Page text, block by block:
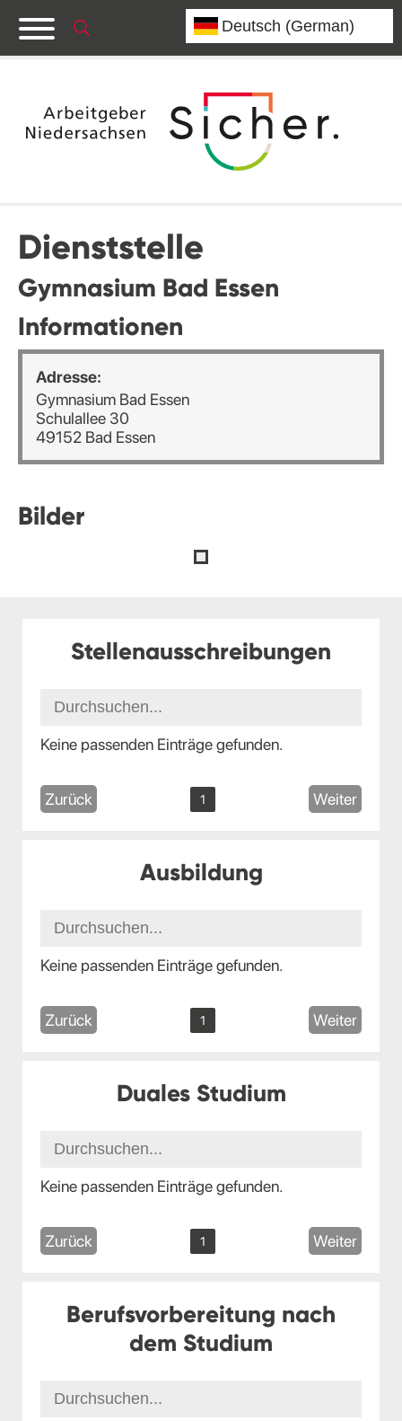
Dienststelle
Gymnasium Bad Essen
Informationen
Adresse:
Gymnasium Bad Essen
Schulallee 30
49152 Bad Essen
Bilder
Stellenausschreibungen
Keine passenden Einträge gefunden.
Zurück 1 Weiter
Ausbildung
Keine passenden Einträge gefunden.
Zurück 1 Weiter
Duales Studium
Keine passenden Einträge gefunden.
Zurück 1 Weiter
Berufsvorbereitung nach
dem Studium